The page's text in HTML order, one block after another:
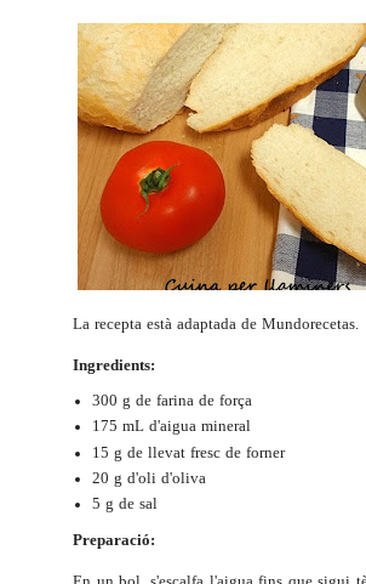
La recepta està adaptada de Mundorecetas
Ingredients:
300 g de farina de força
175 mL d'aigua mineral
15 g de llevat fresc de forner
20 g d'oli d'oliva
5 g de sal
Preparació: